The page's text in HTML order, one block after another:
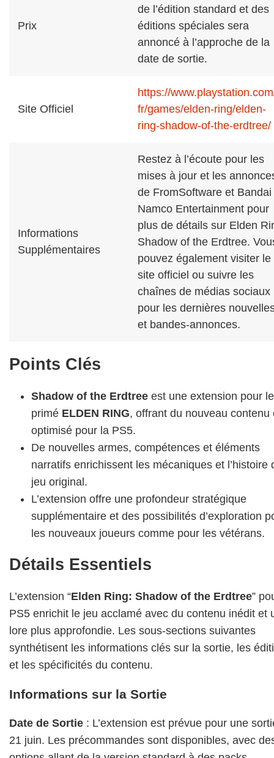
Prix
de l’édition standard et des
éditions spéciales sera
annoncé à l’approche de la
date de sortie.
Site Officiel
https://
fr/games/elden-ring/elden-
ring-shadow-of-the-erdtree/
Informations
Supplémentaires
Restez à l’écoute pour les
mises à jour et les
de FromSoftware et Bandai
Namco Entertainment pour
plus de détails sur Elden
Shadow of the Erdtree.
pouvez également visiter le
site officiel ou suivre les
chaînes de médias sociaux
pour les dernières
et bandes-annonces.
Points Clés
Shadow of the Erdtree est une extension pour
primé ELDEN RING, offrant du nouveau contenu
optimisé pour la PS5.
De nouvelles armes, compétences et éléments
narratifs enrichissent les mécaniques et l’histoire
jeu original.
L’extension offre une profondeur stratégique
supplémentaire et des possibilités d’exploration
les nouveaux joueurs comme pour les vétérans.
Détails Essentiels
L’extension “Elden Ring: Shadow of the Erdtree”
PS5 enrichit le jeu acclamé avec du contenu inédit et
lore plus approfondie. Les sous-sections suivantes
synthétisent les informations clés sur la sortie, les
et les spécificités du contenu.
Informations sur la Sortie
Date de Sortie : L’extension est prévue pour une
21 juin. Les précommandes sont disponibles, avec